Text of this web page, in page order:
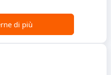
di più